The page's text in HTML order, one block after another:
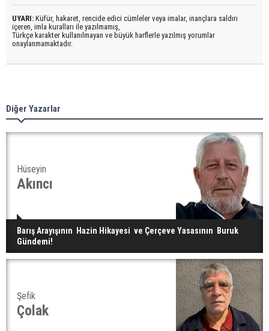
UYARI: Küfür, hakaret, rencide edici cümleler veya imalar, inançlara saldırı
içeren, imla kuralları ile yazılmamış,
Türkçe karakter kullanılmayan ve büyük harflerle yazılmış yorumlar
onaylanmamaktadır.
Diğer Yazarlar
Hüseyin
Akıncı
Barış Arayışının Hazin Hikayesi ve Çerçeve Yasasının Buruk
Gündemi!
Şefik
Çolak